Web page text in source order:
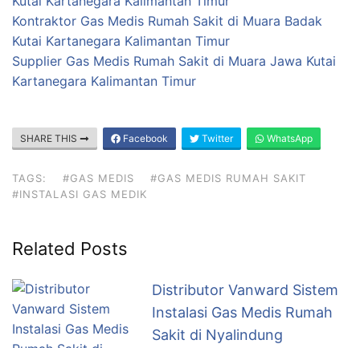
Kontraktor Gas Medis Rumah Sakit di Muara Badak
Kutai Kartanegara Kalimantan Timur
Supplier Gas Medis Rumah Sakit di Muara Jawa Kutai
Kartanegara Kalimantan Timur
SHARE THIS Facebook Twitter WhatsApp
TAGS: #GAS MEDIS
#GAS MEDIS RUMAH SAKIT
#INSTALASI GAS MEDIK
Related Posts
Distributor Vanward Sistem
Instalasi Gas Medis Rumah
Sakit di Nyalindung